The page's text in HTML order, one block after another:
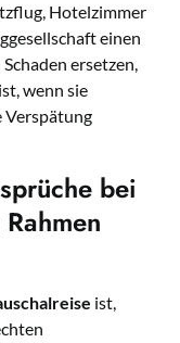
Hotelzimmer
einen
ersetzen,
wenn sie
Verspätung
bei
ist,